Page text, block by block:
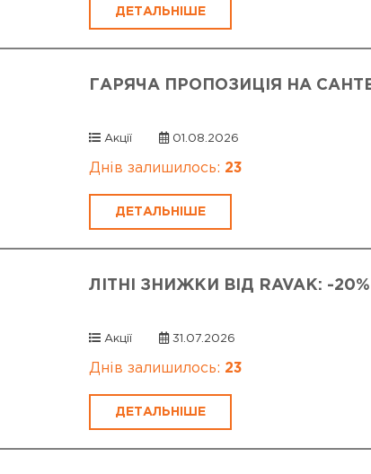
ДЕТАЛЬНІШЕ
ГАРЯЧА ПРОПОЗИЦІЯ НА
Акції 01.08.2026
Днів залишилось: 23
ДЕТАЛЬНІШЕ
ЛІТНІ ЗНИЖКИ ВІД RAVAK: -
Акції 31.07.2026
Днів залишилось: 23
ДЕТАЛЬНІШЕ